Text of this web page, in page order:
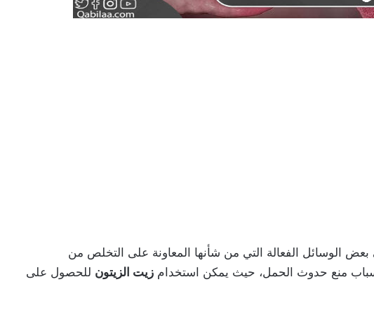
الوسائل الفعالة التي من شأنها المعاونة على التخلص من
منع حدوث الحمل، حيث يمكن استخدام زيت الزيتون للحصول على